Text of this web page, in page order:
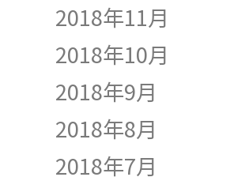
2018年11月
2018年10月
2018年9月
2018年8月
2018年7月